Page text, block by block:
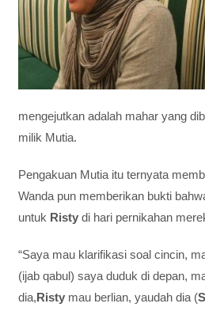
M
a
h
a
r
C
n
c
i
,
a
k
S
t
u
a
mengejutkan adalah mahar yang
milik Mutia.
Pengakuan Mutia itu ternyata
Wanda pun memberikan bukti
untuk Ristydi hari pernikahan
“Saya mau klarifikasi soal cincin,
(ijab qabul) saya duduk di depan,
dia,Ristymau berlian, yaudah dia (